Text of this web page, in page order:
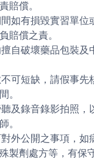
賠償。
如有損毀實習單位
賠償之責。
自破壞藥品包裝及
可短缺，請假事先
。
及錄音錄影拍照，
。
外公開之事項，如
製劑處方等，有保